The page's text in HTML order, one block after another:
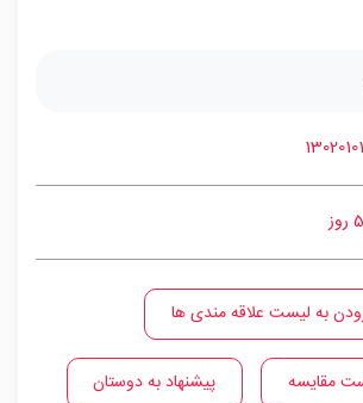
به لیست علاقه مندی ها
مقایسه پیشنهاد به دوستان